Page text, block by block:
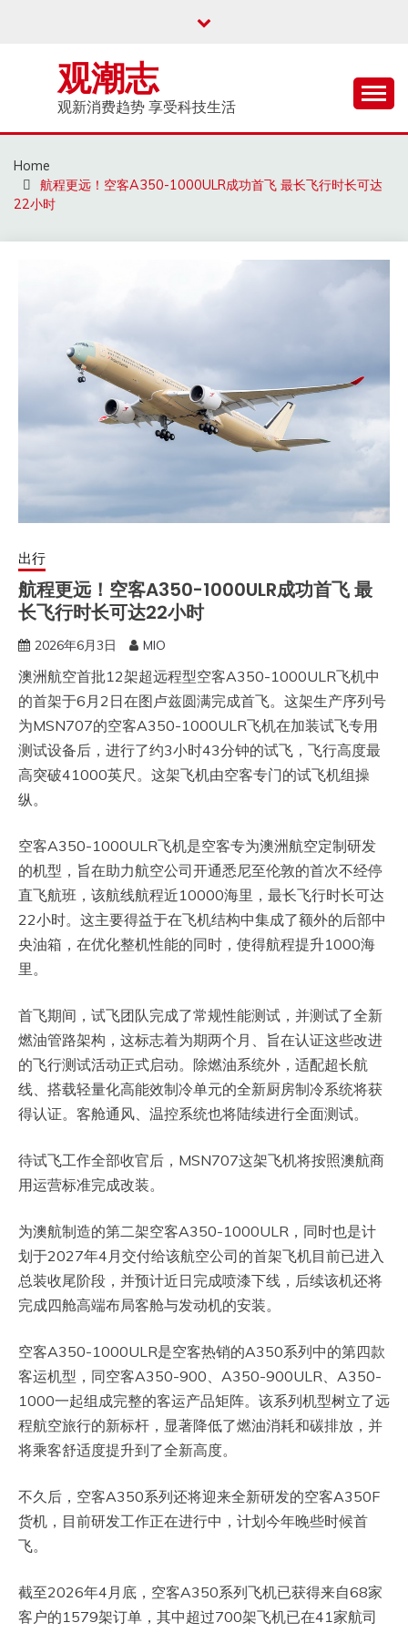
观潮志
观新消费趋势 享受科技生活
Home
航程更远！空客A350-1000ULR成功首飞 最长飞行时长可达
22小时
出行
航程更远！空客A350-1000ULR成功首飞 最
长飞行时长可达22小时
2026年6月3日 MIO
澳洲航空首批12架超远程型空客A350-1000ULR飞机中
的首架于6月2日在图卢兹圆满完成首飞。这架生产序列号
为MSN707的空客A350-1000ULR飞机在加装试飞专用
测试设备后，进行了约3小时43分钟的试飞，飞行高度最
高突破41000英尺。这架飞机由空客专门的试飞机组操
纵。
空客A350-1000ULR飞机是空客专为澳洲航空定制研发
的机型，旨在助力航空公司开通悉尼至伦敦的首次不经停
直飞航班，该航线航程近10000海里，最长飞行时长可达
22小时。这主要得益于在飞机结构中集成了额外的后部中
央油箱，在优化整机性能的同时，使得航程提升1000海
里。
首飞期间，试飞团队完成了常规性能测试，并测试了全新
燃油管路架构，这标志着为期两个月、旨在认证这些改进
的飞行测试活动正式启动。除燃油系统外，适配超长航
线、搭载轻量化高能效制冷单元的全新厨房制冷系统将获
得认证。客舱通风、温控系统也将陆续进行全面测试。
待试飞工作全部收官后，MSN707这架飞机将按照澳航商
用运营标准完成改装。
为澳航制造的第二架空客A350-1000ULR，同时也是计
划于2027年4月交付给该航空公司的首架飞机目前已进入
总装收尾阶段，并预计近日完成喷漆下线，后续该机还将
完成四舱高端布局客舱与发动机的安装。
空客A350-1000ULR是空客热销的A350系列中的第四款
客运机型，同空客A350-900、A350-900ULR、A350-
1000一起组成完整的客运产品矩阵。该系列机型树立了远
程航空旅行的新标杆，显著降低了燃油消耗和碳排放，并
将乘客舒适度提升到了全新高度。
不久后，空客A350系列还将迎来全新研发的空客A350F
货机，目前研发工作正在进行中，计划今年晚些时候首
飞。
截至2026年4月底，空客A350系列飞机已获得来自68家
客户的1579架订单，其中超过700架飞机已在41家航司